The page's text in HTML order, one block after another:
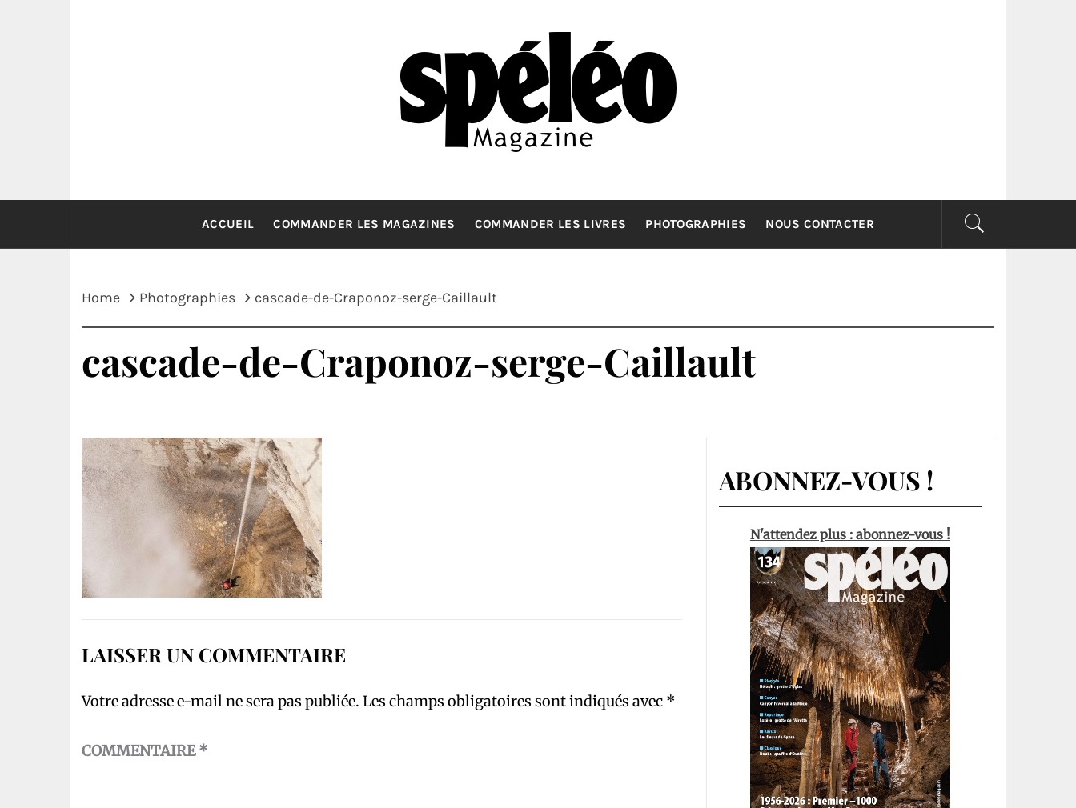
SPELEOMAG
La spéléologie d'exploration Grand Format
ACCUEIL COMMANDER LES MAGAZINES COMMANDER LES LIVRES PHOTOGRAPHIES NOUS CONTACTER
Home Photographies cascade-de-Craponoz-serge-Caillault
cascade-de-Craponoz-serge-Caillault
LAISSER UN COMMENTAIRE
Votre adresse e-mail ne sera pas publiée. Les champs obligatoires sont indiqués avec *
COMMENTAIRE*
ABONNEZ-VOUS !
N'attendez plus : abonnez-vous !